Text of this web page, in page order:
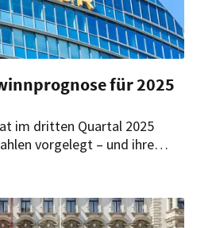
für 2025
im dritten Quartal 2025
vorgelegt – und ihre
Lifestyle-